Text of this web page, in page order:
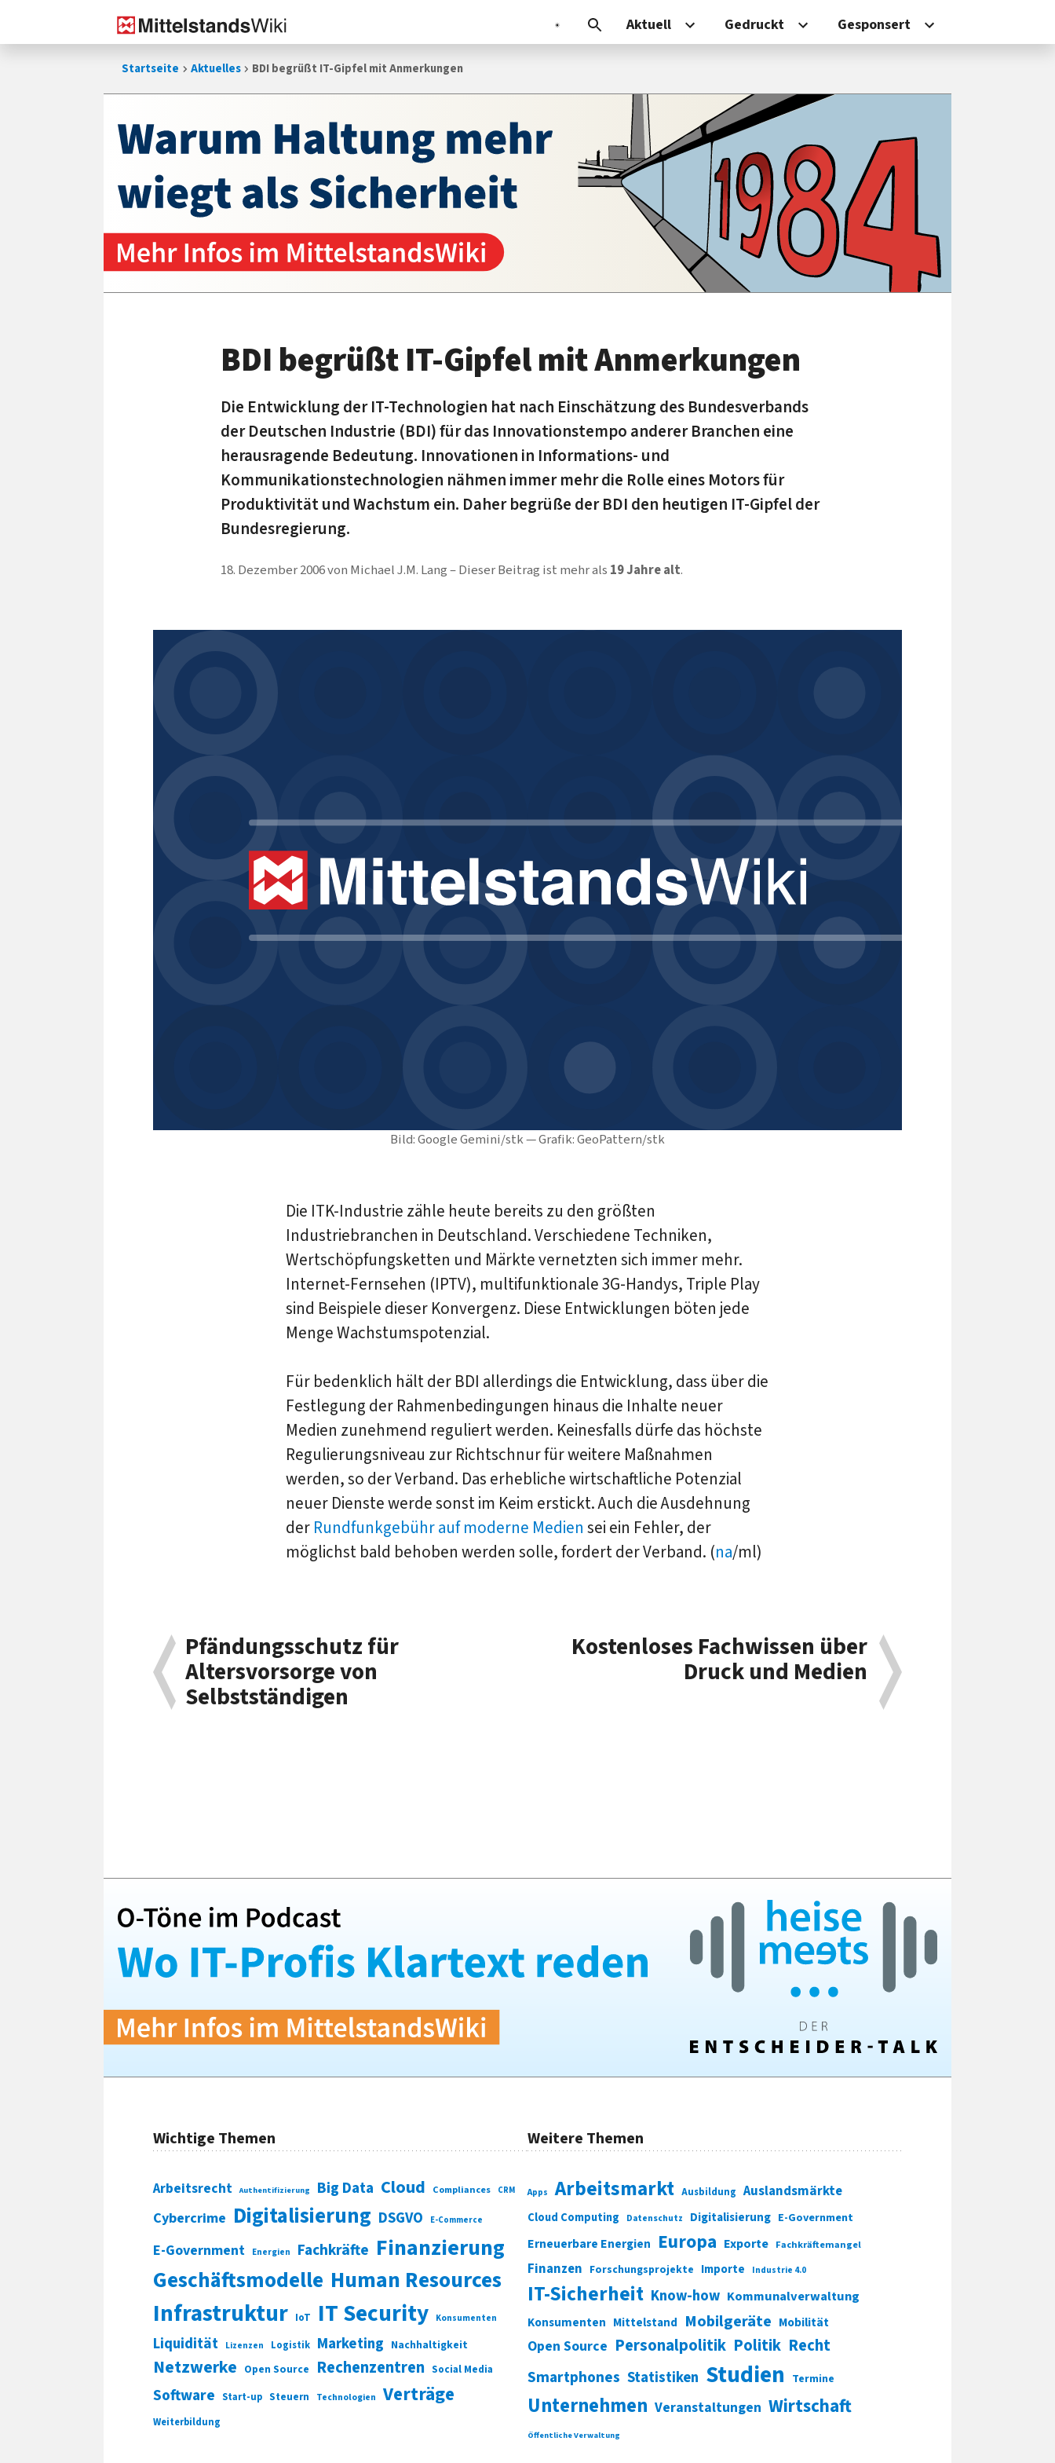
Aktuell Gedruckt Gesponsert
Startseite Aktuelles BDI begrüßt IT-Gipfel mit Anmerkungen
Bild: Google Gemini/stk — Grafik: GeoPattern/stk
BDI begrüßt IT-Gipfel mit Anmerkungen
Die Entwicklung der IT-Technologien hat nach Einschätzung des Bundesverbands
der Deutschen Industrie (BDI) für das Innovationstempo anderer Branchen eine
herausragende Bedeutung. Innovationen in Informations- und
Kommunikationstechnologien nähmen immer mehr die Rolle eines Motors für
Produktivität und Wachstum ein. Daher begrüße der BDI den heutigen IT-Gipfel der
Bundesregierung.
18. Dezember 2006von Michael J.M. Lang Dieser Beitrag ist mehr als 19 Jahre alt.
Die ITK-Industrie zähle heute bereits zu den größten
Industriebranchen in Deutschland. Verschiedene Techniken,
Wertschöpfungsketten und Märkte vernetzten sich immer mehr.
Internet-Fernsehen (IPTV), multifunktionale 3G-Handys, Triple Play
sind Beispiele dieser Konvergenz. Diese Entwicklungen böten jede
Menge Wachstumspotenzial.
Für bedenklich hält der BDI allerdings die Entwicklung, dass über die
Festlegung der Rahmenbedingungen hinaus die Inhalte neuer
Medien zunehmend reguliert werden. Keinesfalls dürfe das höchste
Regulierungsniveau zur Richtschnur für weitere Maßnahmen
werden, so der Verband. Das erhebliche wirtschaftliche Potenzial
neuer Dienste werde sonst im Keim erstickt. Auch die Ausdehnung
der Rundfunkgebühr auf moderne Medien sei ein Fehler, der
möglichst bald behoben werden solle, fordert der Verband. (na/ml)
Pfändungsschutz für
Altersvorsorge von
Selbstständigen
Kostenloses Fachwissen über
Druck und Medien
Wichtige Themen
Arbeitsrecht Authentifizierung Big Data Cloud Compliances CRM
Cybercrime Digitalisierung DSGVO E-Commerce
E-Government Energien Fachkräfte Finanzierung
Geschäftsmodelle Human Resources
Infrastruktur IoT IT Security Konsumenten
Liquidität Lizenzen Logistik Marketing Nachhaltigkeit
Netzwerke Open Source Rechenzentren Social Media
Software Start-up Steuern Technologien Verträge
Weiterbildung
Weitere Themen
Apps Arbeitsmarkt Ausbildung Auslandsmärkte
Cloud Computing Datenschutz Digitalisierung E-Government
Erneuerbare Energien Europa Exporte Fachkräftemangel
Finanzen Forschungsprojekte Importe Industrie 4.0
IT-Sicherheit Know-how Kommunalverwaltung
Konsumenten Mittelstand Mobilgeräte Mobilität
Open Source Personalpolitik Politik Recht
Smartphones Statistiken Studien Termine
Unternehmen Veranstaltungen Wirtschaft
Öffentliche Verwaltung